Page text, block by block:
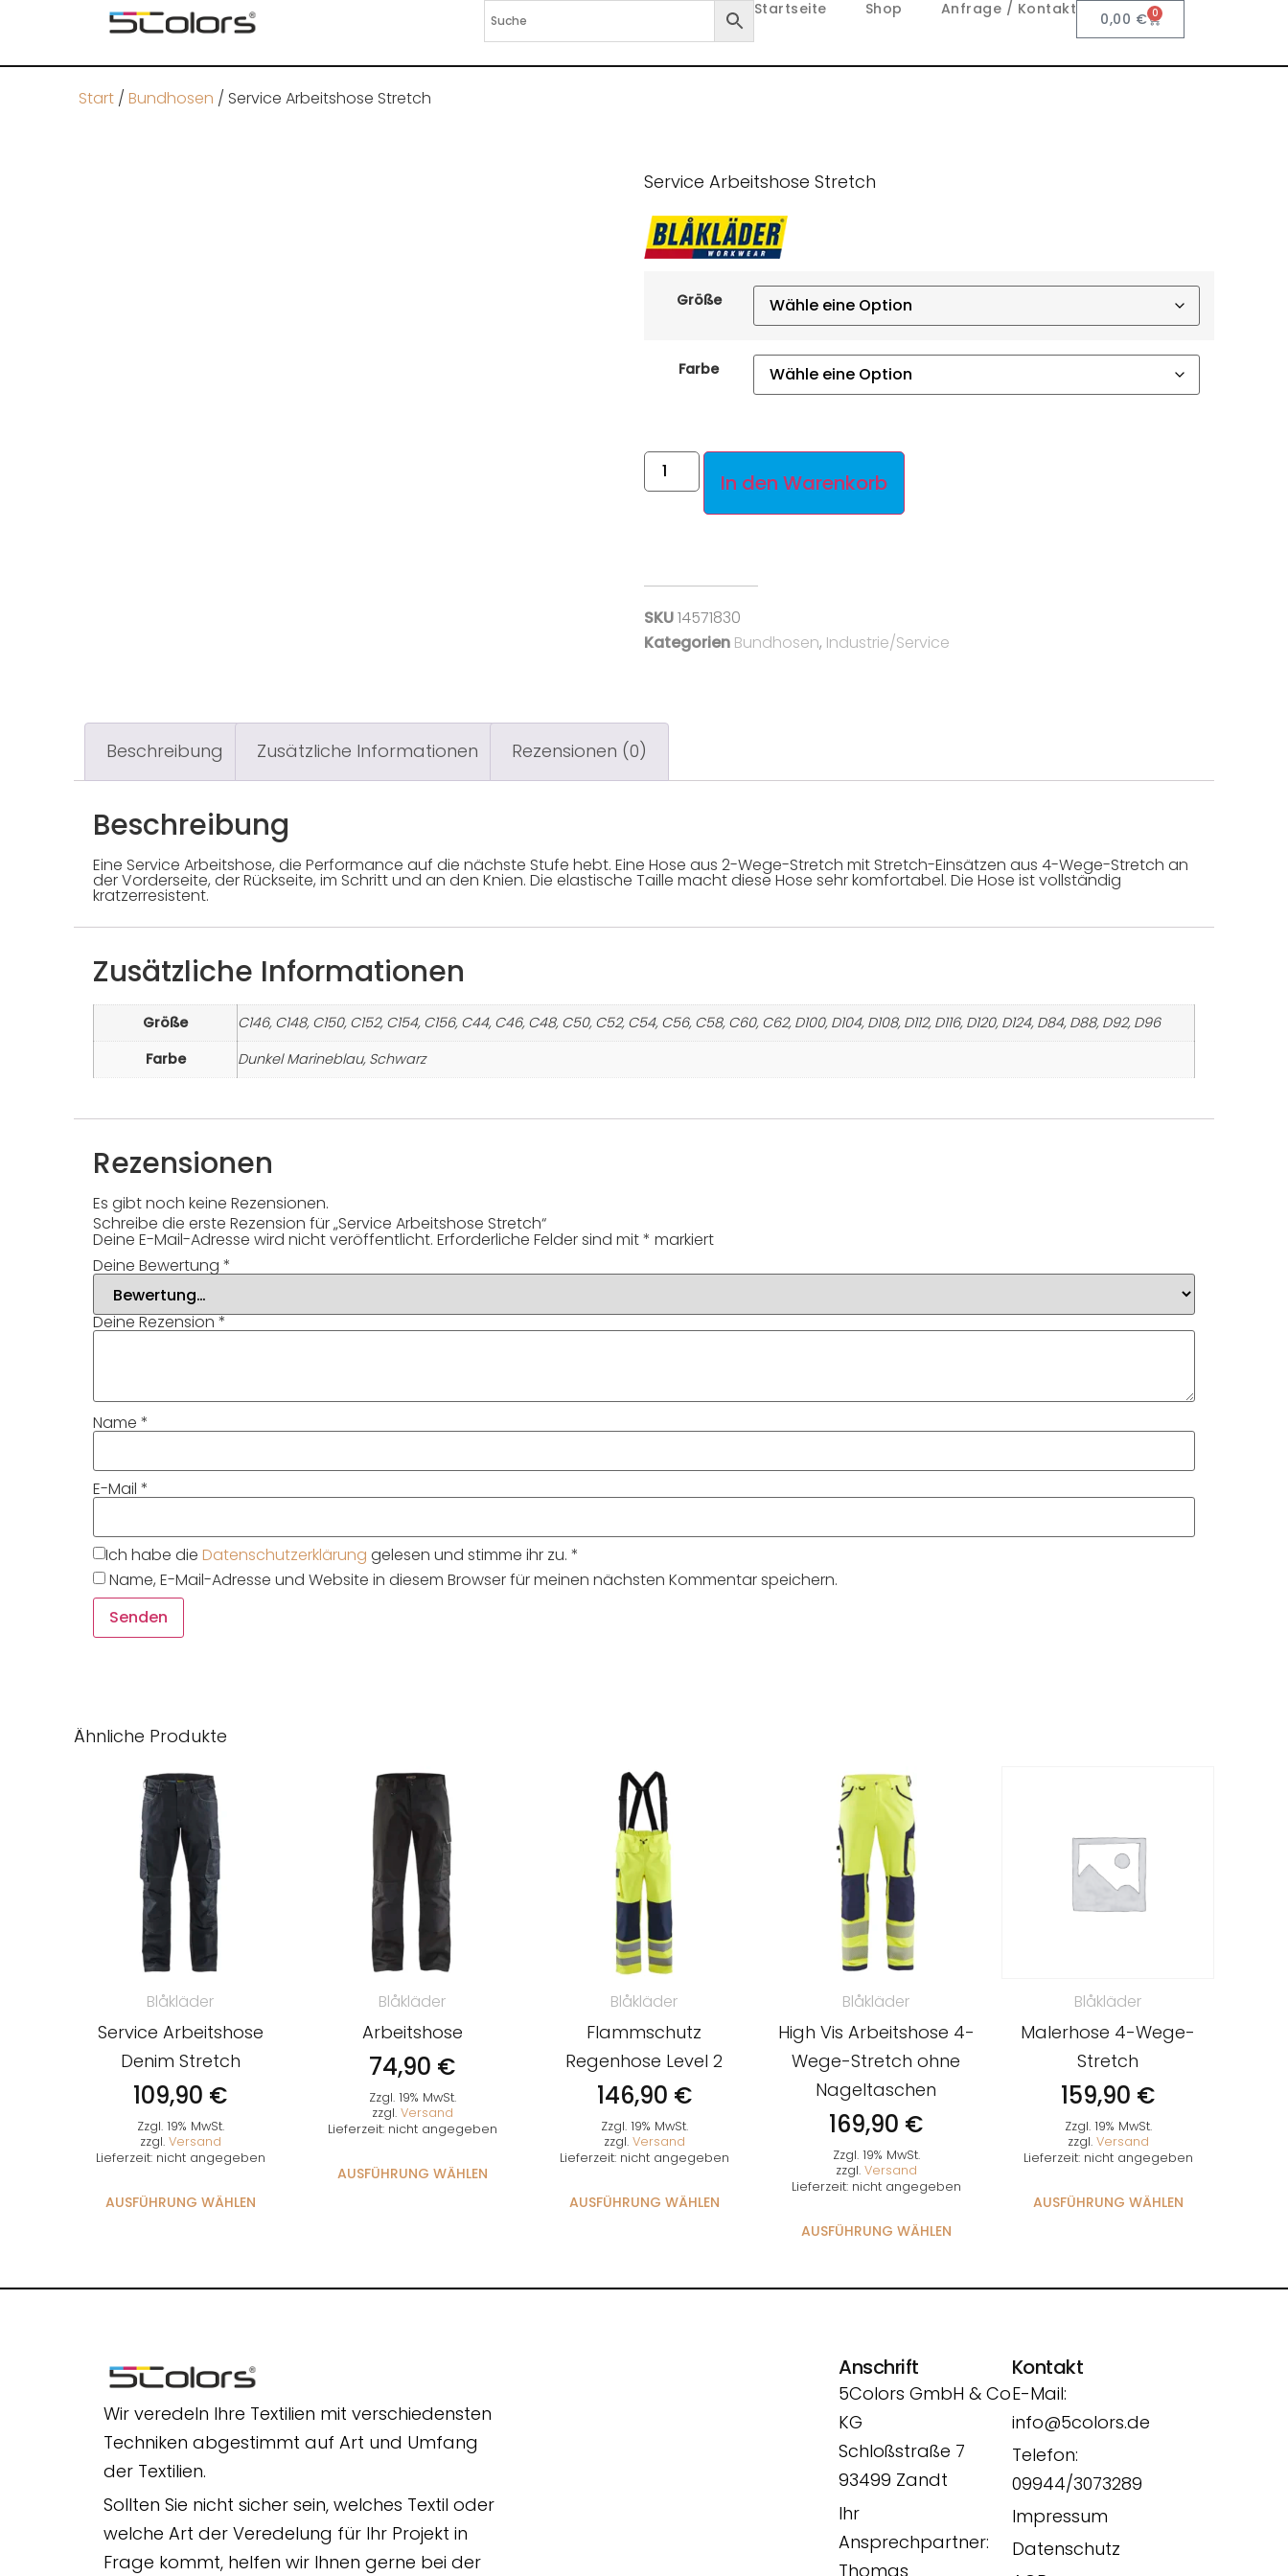
Startseite Shop Anfrage / Kontakt
0,00 € 0
Start / Bundhosen / Service Arbeitshose Stretch
Service Arbeitshose Stretch
Größe
Farbe
In den Warenkorb
SKU14571830
Kategorien Bundhosen, Industrie/Service
Beschreibung Zusätzliche Informationen Rezensionen (0)
Beschreibung
Eine Service Arbeitshose, die Performance auf die nächste Stufe hebt. Eine Hose aus 2-Wege-Stretch mit Stretch-Einsätzen aus 4-Wege-Stretch an
der Vorderseite, der Rückseite, im Schritt und an den Knien. Die elastische Taille macht diese Hose sehr komfortabel. Die Hose ist vollständig
kratzerresistent.
Zusätzliche Informationen
Größe
C146, C148, C150, C152, C154, C156, C44, C46, C48, C50, C52, C54, C56, C58, C60, C62, D100, D104, D108, D112, D116, D120, D124, D84, D88, D92, D96
Farbe
Dunkel Marineblau, Schwarz
Rezensionen
Es gibt noch keine Rezensionen.
Schreibe die erste Rezension für „Service Arbeitshose Stretch“
Deine E-Mail-Adresse wird nicht veröffentlicht. Erforderliche Felder sind mit* markiert
Deine Bewertung *
Deine Rezension*
Name *
E-Mail *
Ich habe die Datenschutzerklärung gelesen und stimme ihr zu. *
Name, E-Mail-Adresse und Website in diesem Browser für meinen nächsten Kommentar speichern.
Ähnliche Produkte
Blåkläder
Service Arbeitshose
Denim Stretch
109,90 €
Zzgl. 19% MwSt.
zzgl. Versand
Lieferzeit: nicht angegeben
AUSFÜHRUNG WÄHLEN
Blåkläder
Arbeitshose
74,90 €
Zzgl. 19% MwSt.
zzgl. Versand
Lieferzeit: nicht angegeben
AUSFÜHRUNG WÄHLEN
Blåkläder
Flammschutz
Regenhose Level 2
146,90 €
Zzgl. 19% MwSt.
zzgl. Versand
Lieferzeit: nicht angegeben
AUSFÜHRUNG WÄHLEN
Blåkläder
High Vis Arbeitshose 4-
Wege-Stretch ohne
Nageltaschen
169,90 €
Zzgl. 19% MwSt.
zzgl. Versand
Lieferzeit: nicht angegeben
AUSFÜHRUNG WÄHLEN
Blåkläder
Malerhose 4-Wege-
Stretch
159,90 €
Zzgl. 19% MwSt.
zzgl. Versand
Lieferzeit: nicht angegeben
AUSFÜHRUNG WÄHLEN
Wir veredeln Ihre Textilien mit verschiedensten
Techniken abgestimmt auf Art und Umfang
der Textilien.
Sollten Sie nicht sicher sein, welches Textil oder
welche Art der Veredelung für Ihr Projekt in
Frage kommt, helfen wir Ihnen gerne bei der
Anschrift
5Colors GmbH & Co
KG
Schloßstraße 7
93499 Zandt
Ihr
Ansprechpartner:
Thomas
Kontakt
E-Mail:
info@5colors.de
Telefon:
09944/3073289
Impressum
Datenschutz